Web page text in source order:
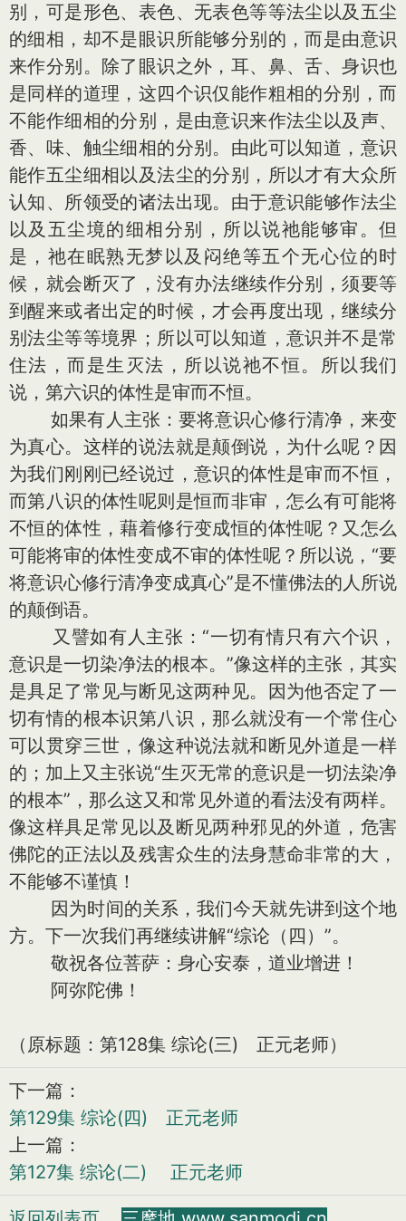
别，可是形色、表色、无表色等等法尘以及五尘
的细相，却不是眼识所能够分别的，而是由意识
来作分别。除了眼识之外，耳、鼻、舌、身识也
是同样的道理，这四个识仅能作粗相的分别，而
不能作细相的分别，是由意识来作法尘以及声、
香、味、触尘细相的分别。由此可以知道，意识
能作五尘细相以及法尘的分别，所以才有大众所
认知、所领受的诸法出现。由于意识能够作法尘
以及五尘境的细相分别，所以说祂能够审。但
是，祂在眠熟无梦以及闷绝等五个无心位的时
候，就会断灭了，没有办法继续作分别，须要等
到醒来或者出定的时候，才会再度出现，继续分
别法尘等等境界；所以可以知道，意识并不是常
住法，而是生灭法，所以说祂不恒。所以我们
说，第六识的体性是审而不恒。
如果有人主张：要将意识心修行清净，来变
为真心。这样的说法就是颠倒说，为什么呢？因
为我们刚刚已经说过，意识的体性是审而不恒，
而第八识的体性呢则是恒而非审，怎么有可能将
不恒的体性，藉着修行变成恒的体性呢？又怎么
可能将审的体性变成不审的体性呢？所以说，“要
将意识心修行清净变成真心”是不懂佛法的人所说
的颠倒语。
又譬如有人主张：“一切有情只有六个识，
意识是一切染净法的根本。”像这样的主张，其实
是具足了常见与断见这两种见。因为他否定了一
切有情的根本识第八识，那么就没有一个常住心
可以贯穿三世，像这种说法就和断见外道是一样
的；加上又主张说“生灭无常的意识是一切法染净
的根本”，那么这又和常见外道的看法没有两样。
像这样具足常见以及断见两种邪见的外道，危害
佛陀的正法以及残害众生的法身慧命非常的大，
不能够不谨慎！
因为时间的关系，我们今天就先讲到这个地
方。下一次我们再继续讲解“综论（四）”。
敬祝各位菩萨：身心安泰，道业增进！
阿弥陀佛！
（原标题：第128集 综论(三) 正元老师）
下一篇：
第129集 综论(四) 正元老师
上一篇：
第127集 综论(二) 正元老师